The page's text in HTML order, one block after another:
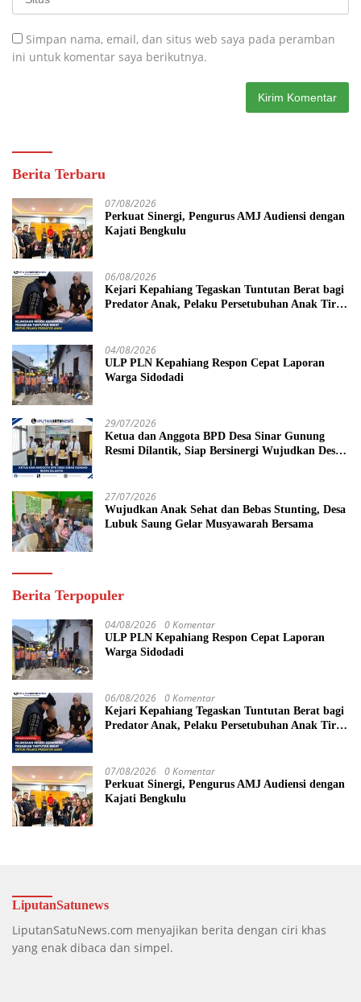
Simpan nama, email, dan situs web saya pada peramban
ini untuk komentar saya berikutnya.
Berita Terbaru
07/08/2026
Perkuat Sinergi, Pengurus AMJ Audiensi dengan
Kajati Bengkulu
06/08/2026
Kejari Kepahiang Tegaskan Tuntutan Berat bagi
Predator Anak, Pelaku Persetubuhan Anak Tiri
04/08/2026
ULP PLN Kepahiang Respon Cepat Laporan
Warga Sidodadi
29/07/2026
Ketua dan Anggota BPD Desa Sinar Gunung
Resmi Dilantik, Siap Bersinergi Wujudkan Desa
27/07/2026
Wujudkan Anak Sehat dan Bebas Stunting, Desa
Lubuk Saung Gelar Musyawarah Bersama
Berita Terpopuler
04/08/2026 0 Komentar
ULP PLN Kepahiang Respon Cepat Laporan
Warga Sidodadi
06/08/2026 0 Komentar
Kejari Kepahiang Tegaskan Tuntutan Berat bagi
Predator Anak, Pelaku Persetubuhan Anak Tiri
07/08/2026 0 Komentar
Perkuat Sinergi, Pengurus AMJ Audiensi dengan
Kajati Bengkulu
LiputanSatunews
LiputanSatuNews.com menyajikan berita dengan ciri khas
yang enak dibaca dan simpel.